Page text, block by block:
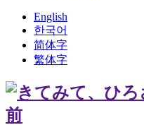
English
한국어
简体字
繁体字